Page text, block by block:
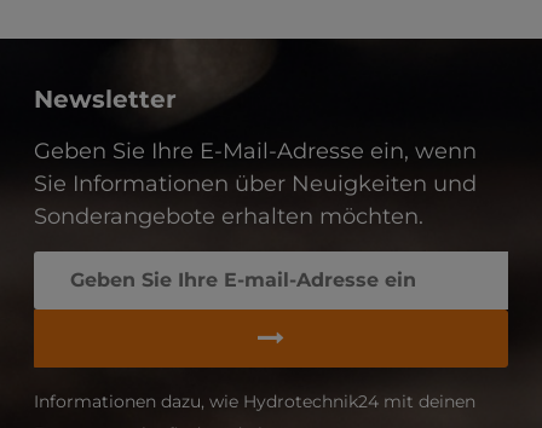
Newsletter
Geben Sie Ihre E-Mail-Adresse ein, wenn
Sie Informationen über Neuigkeiten und
Sonderangebote erhalten möchten.
Informationen dazu, wie Hydrotechnik24 mit deinen